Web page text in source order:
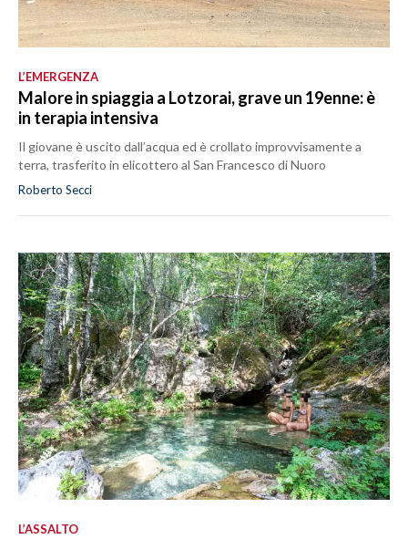
L’EMERGENZA
Malore in spiaggia a Lotzorai, grave un 19enne: è
in terapia intensiva
Il giovane è uscito dall’acqua ed è crollato improvvisamente a
terra, trasferito in elicottero al San Francesco di Nuoro
Roberto Secci
L’ASSALTO